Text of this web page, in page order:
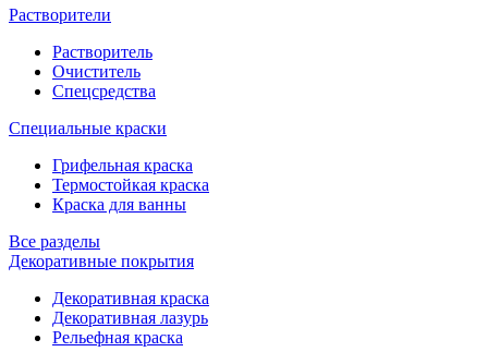
Растворители
Растворитель
Очиститель
Спецсредства
Специальные краски
Грифельная краска
Термостойкая краска
Краска для ванны
Все разделы
Декоративные покрытия
Декоративная краска
Декоративная лазурь
Рельефная краска